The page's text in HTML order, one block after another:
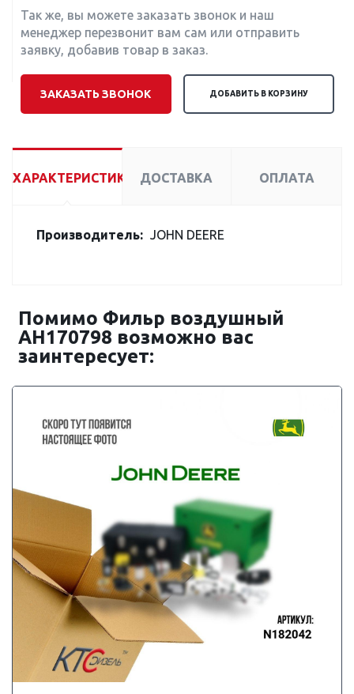
Так же, вы можете заказать звонок и наш
менеджер перезвонит вам сам или отправить
заявку, добавив товар в заказ.
ЗАКАЗАТЬ ЗВОНОК ДОБАВИТЬ В КОРЗИНУ
ХАРАКТЕРИСТИКИ ДОСТАВКА ОПЛАТА
Производитель: JOHN DEERE
Помимо Фильр воздушный
AH170798 возможно вас
заинтересует: